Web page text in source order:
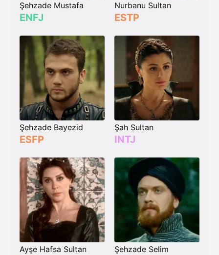
Şehzade Mustafa
ENFJ
Nurbanu Sultan
ESTP
Şehzade Bayezid
ESFP
Şah Sultan
INTJ
Ayşe Hafsa Sultan Şehzade Selim